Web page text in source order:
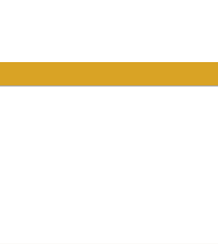
GRAFZERK
ALLLES